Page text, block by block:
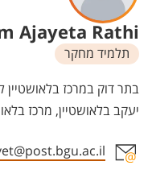
Ajayeta Rathi
תלמיד מחקר
יחידות
בתר דוק במרכז
יעקב בלאושטיין, מרכז